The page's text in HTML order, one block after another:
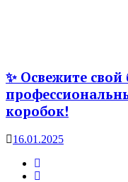
✨ Освежите
коробок!
16.01.2025